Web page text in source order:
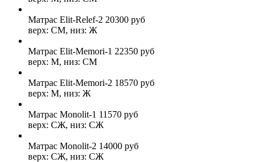
Матрас Elit-Relef-2 20300 руб
верх: СМ, низ: Ж
Матрас Elit-Memori-1 22350 руб
верх: М, низ: СМ
Матрас Elit-Memori-2 18570 руб
верх: М, низ: Ж
Матрас Monolit-1 11570 руб
верх: СЖ, низ: СЖ
Матрас Monolit-2 14000 руб
верх: СЖ, низ: СЖ